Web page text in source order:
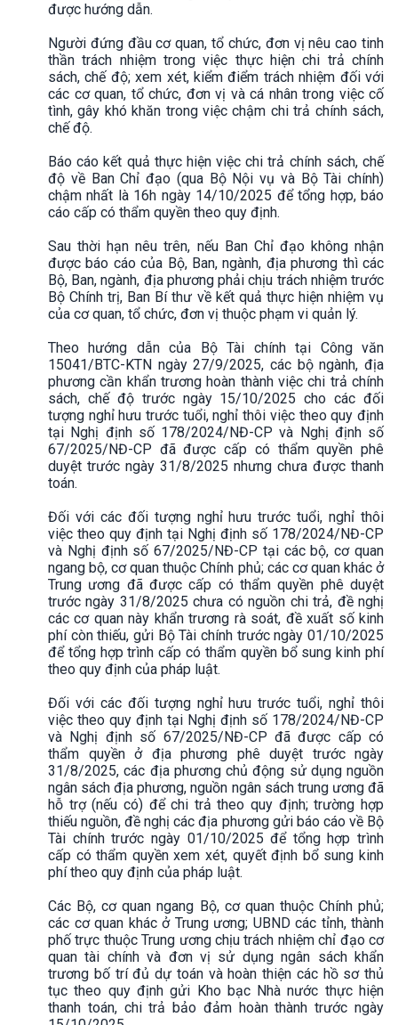
được hướng dẫn.
Người đứng đầu cơ quan, tổ chức, đơn vị nêu cao tinh
thần trách nhiệm trong việc thực hiện chi trả chính
sách, chế độ; xem xét, kiểm điểm trách nhiệm đối với
các cơ quan, tổ chức, đơn vị và cá nhân trong việc cố
tình, gây khó khăn trong việc chậm chi trả chính sách,
chế độ.
Báo cáo kết quả thực hiện việc chi trả chính sách, chế
độ về Ban Chỉ đạo (qua Bộ Nội vụ và Bộ Tài chính)
chậm nhất là 16h ngày 14/10/2025 để tổng hợp, báo
cáo cấp có thẩm quyền theo quy định.
Sau thời hạn nêu trên, nếu Ban Chỉ đạo không nhận
được báo cáo của Bộ, Ban, ngành, địa phương thì các
Bộ, Ban, ngành, địa phương phải chịu trách nhiệm trước
Bộ Chính trị, Ban Bí thư về kết quả thực hiện nhiệm vụ
của cơ quan, tổ chức, đơn vị thuộc phạm vi quản lý.
Theo hướng dẫn của Bộ Tài chính tại Công văn
15041/BTC-KTN ngày 27/9/2025, các bộ ngành, địa
phương cần khẩn trương hoàn thành việc chi trả chính
sách, chế độ trước ngày 15/10/2025 cho các đối
tượng nghỉ hưu trước tuổi, nghỉ thôi việc theo quy định
tại Nghị định số 178/2024/NĐ-CP và Nghị định số
67/2025/NĐ-CP đã được cấp có thẩm quyền phê
duyệt trước ngày 31/8/2025 nhưng chưa được thanh
toán.
Đối với các đối tượng nghỉ hưu trước tuổi, nghỉ thôi
việc theo quy định tại Nghị định số 178/2024/NĐ-CP
và Nghị định số 67/2025/NĐ-CP tại các bộ, cơ quan
ngang bộ, cơ quan thuộc Chính phủ; các cơ quan khác ở
Trung ương đã được cấp có thẩm quyền phê duyệt
trước ngày 31/8/2025 chưa có nguồn chi trả, đề nghị
các cơ quan này khẩn trương rà soát, đề xuất số kinh
phí còn thiếu, gửi Bộ Tài chính trước ngày 01/10/2025
để tổng hợp trình cấp có thẩm quyền bổ sung kinh phí
theo quy định của pháp luật.
Đối với các đối tượng nghỉ hưu trước tuổi, nghỉ thôi
việc theo quy định tại Nghị định số 178/2024/NĐ-CP
và Nghị định số 67/2025/NĐ-CP đã được cấp có
thẩm quyền ở địa phương phê duyệt trước ngày
31/8/2025, các địa phương chủ động sử dụng nguồn
ngân sách địa phương, nguồn ngân sách trung ương đã
hỗ trợ (nếu có) để chi trả theo quy định; trường hợp
thiếu nguồn, đề nghị các địa phương gửi báo cáo về Bộ
Tài chính trước ngày 01/10/2025 để tổng hợp trình
cấp có thẩm quyền xem xét, quyết định bổ sung kinh
phí theo quy định của pháp luật.
Các Bộ, cơ quan ngang Bộ, cơ quan thuộc Chính phủ;
các cơ quan khác ở Trung ương; UBND các tỉnh, thành
phố trực thuộc Trung ương chịu trách nhiệm chỉ đạo cơ
quan tài chính và đơn vị sử dụng ngân sách khẩn
trương bố trí đủ dự toán và hoàn thiện các hồ sơ thủ
tục theo quy định gửi Kho bạc Nhà nước thực hiện
thanh toán, chi trả bảo đảm hoàn thành trước ngày